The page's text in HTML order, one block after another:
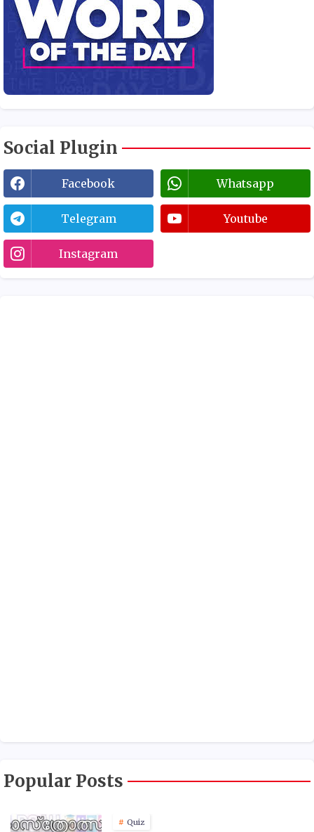
Social Plugin
Facebook Whatsapp
Telegram Youtube
Instagram
Popular Posts
Quiz